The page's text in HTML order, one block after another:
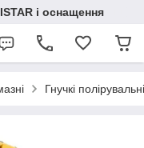
і оснащення
Гнучкі